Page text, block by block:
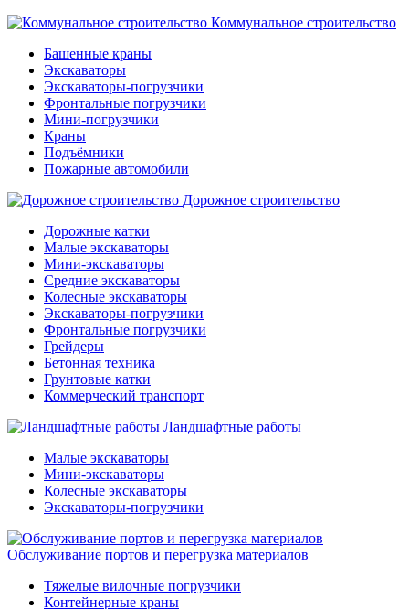
Коммунальное строительство
Башенные краны
Экскаваторы
Экскаваторы-погрузчики
Фронтальные погрузчики
Мини-погрузчики
Краны
Подъёмники
Пожарные автомобили
Дорожное строительство
Дорожные катки
Малые экскаваторы
Мини-экскаваторы
Средние экскаваторы
Колесные экскаваторы
Экскаваторы-погрузчики
Фронтальные погрузчики
Грейдеры
Бетонная техника
Грунтовые катки
Коммерческий транспорт
Ландшафтные работы
Малые экскаваторы
Мини-экскаваторы
Колесные экскаваторы
Экскаваторы-погрузчики
Обслуживание портов и перегрузка материалов
Тяжелые вилочные погрузчики
Контейнерные краны